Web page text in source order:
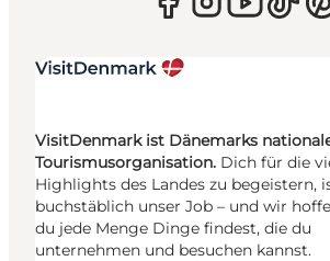
VisitDenmark ist Dänemarks
Tourismusorganisation. Dich für die
Highlights des Landes zu begeistern,
buchstäblich unser Job – und wir
du jede Menge Dinge findest, die du
unternehmen und besuchen kannst.